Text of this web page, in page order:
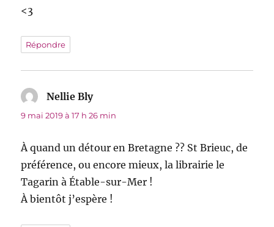
<3
Répondre
Nellie Blydit :
9 mai 2019 à 17 h 26 min
À quand un détour en Bretagne ?? St Brieuc, de
préférence, ou encore mieux, la librairie le
Tagarin à Étable-sur-Mer !
À bientôt j’espère !